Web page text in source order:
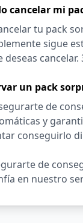
cancelar mi
tu pack
sigue
un pack
de
y
conseguirlo
de
en nuestro